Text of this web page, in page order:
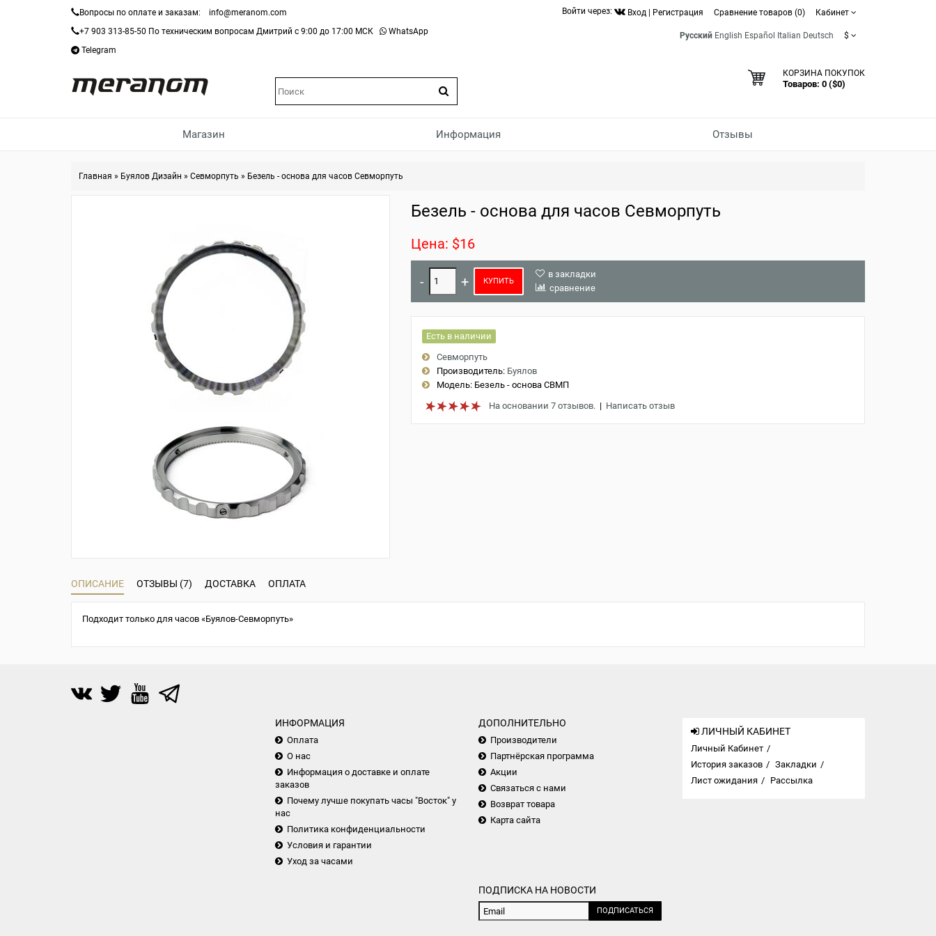
Вопросы по оплате и заказам:
info@meranom.com
+7 903 313-85-50 По техническим вопросам Дмитрий с 9:00 до 17:00 МСК
WhatsApp
Telegram
Войти через: Вход Регистрация Сравнение товаров (0) Кабинет
Русский English Español Italian Deutsch $
КОРЗИНА ПОКУПОК
Товаров: 0 ($0)
Магазин Информация Отзывы
Главная » Буялов Дизайн » Севморпуть » Безель - основа для часов Севморпуть
Безель - основа для часов Севморпуть
Цена: $16
КУПИТЬ
в закладки
сравнение
Есть в наличии
Севморпуть
Производитель: Буялов
Модель:Безель - основа СВМП
На основании 7 отзывов.| Написать отзыв
ОПИСАНИЕ ОТЗЫВЫ (7) ДОСТАВКА ОПЛАТА
Подходит только для часов «Буялов-Севморпуть»
ИНФОРМАЦИЯ
Оплата
О нас
Информация о доставке и оплате
заказов
Почему лучше покупать часы "Восток" у
нас
Политика конфиденциальности
Условия и гарантии
Уход за часами
ДОПОЛНИТЕЛЬНО
Производители
Партнёрская программа
Акции
Связаться с нами
Возврат товара
Карта сайта
ПОДПИСКА НА НОВОСТИ
ПОДПИСАТЬСЯ
ЛИЧНЫЙ КАБИНЕТ
Личный Кабинет
История заказов
Закладки
Лист ожидания
Рассылка